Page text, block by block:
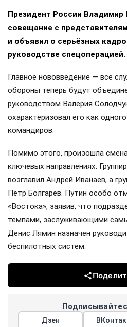
Президент России Владимир
совещание с
и объявил о серьёзных
руководстве спецоперацией.
Главное нововведение — все
обороны теперь будут
руководством Валерия
охарактеризовал его как
командиров.
Помимо этого, произошла
ключевых направлениях.
возглавил Андрей Иванаев, а
Пётр Болгарев. Путин особо
«Востока», заявив, что
темпами, заслуживающими
Денис Лямин назначен
беспилотных систем.
Дзен